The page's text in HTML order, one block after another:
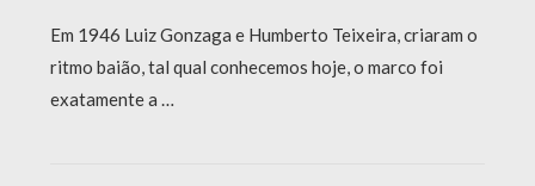
Em 1946 Luiz Gonzaga e Humberto Teixeira, criaram o
ritmo baião, tal qual conhecemos hoje, o marco foi
exatamente a …